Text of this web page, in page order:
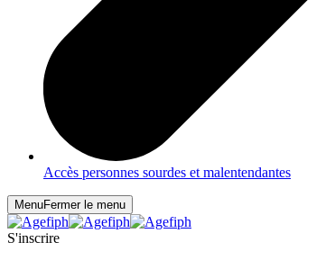
Accès personnes sourdes et malentendantes
MenuFermer le menu
S'inscrire